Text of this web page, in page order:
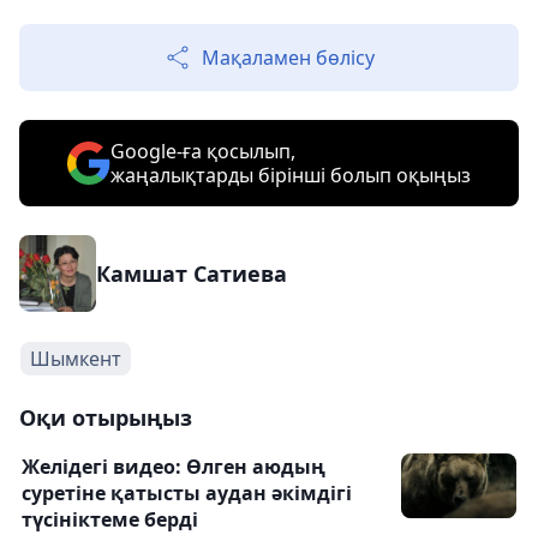
Мақаламен бөлісу
Google-ға қосылып,
жаңалықтарды бірінші болып оқыңыз
Камшат Сатиева
Шымкент
Оқи отырыңыз
Желідегі видео: Өлген аюдың
суретіне қатысты аудан әкімдігі
түсініктеме берді